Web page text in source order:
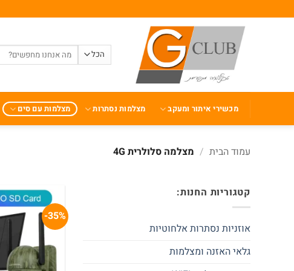
to
עבור:
מכשירי איתור ומעקב מצלמות נסתרות מצלמות עם סים
עמוד הבית / מצלמה סלולרית 4G
קטגוריות החנות:
אוזניות נסתרות אלחוטיות
גלאי האזנה ומצלמות
35%-